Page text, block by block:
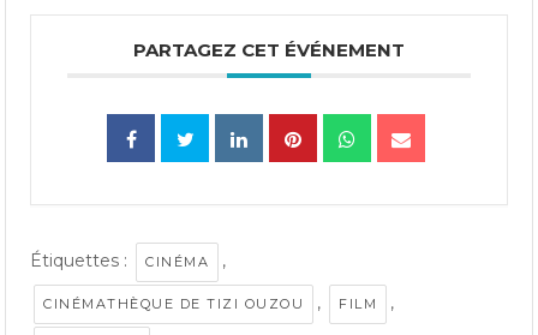
PARTAGEZ CET ÉVÉNEMENT
Étiquettes : CINÉMA ,
CINÉMATHÈQUE DE TIZI OUZOU , FILM ,